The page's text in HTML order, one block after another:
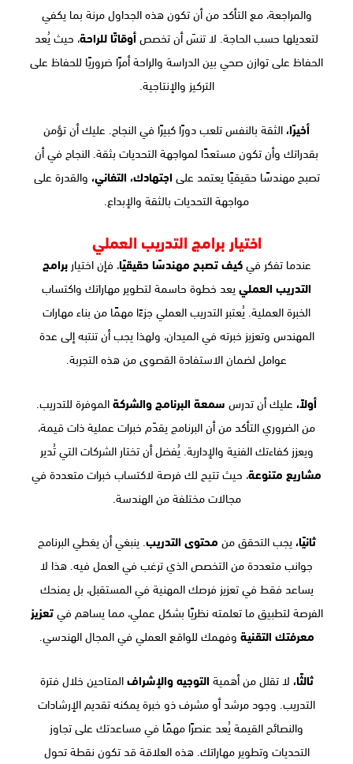
والمراجعة، مع التأكد من أن تكون هذه الجداول مرنة بما يكفي
لتعديلها حسب الحاجة. لا تنسَ أن تخصصأوقاتًا للراحة، حيث يُعد
الحفاظ على توازن صحي بين الدراسة والراحة أمرًا ضروريًا للحفاظ على
التركيز والإنتاجية.
أخيرًا،الثقة بالنفس تلعب دورًا كبيرًا في النجاح. عليك أن تؤمن
بقدراتك وأن تكون مستعدًا لمواجهة التحديات بثقة. النجاح في أن
تصبح مهندسًا حقيقيًا يعتمد على اجتهادك، التفاني، والقدرة على
مواجهة التحديات بالثقة والإبداع.
اختيار برامج التدريب العملي
عندما تفكر فيكيف تصبح مهندسًا حقيقيًا، فإن اختياربرامج
التدريب العملي يعد خطوة حاسمة لتطوير مهاراتك واكتساب
الخبرة العملية. يُعتبر التدريب العملي جزءًا مهمًا من بناء مهارات
المهندس وتعزيز خبرته في الميدان، ولهذا يجب أن تنتبه إلى عدة
عوامل لضمان الاستفادة القصوى من هذه التجربة.
أولاً، عليك أن تدرس سمعة البرنامج والشركةالموفرة للتدريب.
من الضروري التأكد من أن البرنامج يقدّم خبرات عملية ذات قيمة،
ويعزز كفاءتك الفنية والإدارية. يُفضل أن تختار الشركات التي تُدير
مشاريع متنوعة، حيث تتيح لك فرصة لاكتساب خبرات متعددة في
مجالات مختلفة من الهندسة.
ثانيًا، يجب التحقق من محتوى التدريب . ينبغي أن يغطي البرنامج
جوانب متعددة من التخصص الذي ترغب في العمل فيه. هذا لا
يساعد فقط في تعزيز فرصك المهنية في المستقبل، بل يمنحك
الفرصة لتطبيق ما تعلمته نظريًا بشكل عملي، مما يساهم فيتعزيز
معرفتك التقنية وفهمك للواقع العملي في المجال الهندسي.
ثالثًا، لا تقلل من أهمية التوجيه والإشرافالمتاحين خلال فترة
التدريب. وجود مرشد أو مشرف ذو خبرة يمكنه تقديم الإرشادات
والنصائح القيمة يُعد عنصرًا مهمًا في مساعدتك على تجاوز
التحديات وتطوير مهاراتك. هذه العلاقة قد تكون نقطة تحول